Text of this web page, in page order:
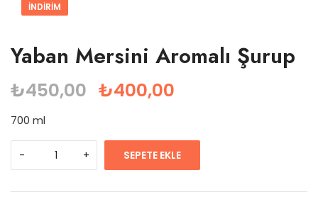
İNDIRIM
Yaban Mersini Aromalı Şurup
₺450,00 ₺400,00
700 ml
SEPETE EKLE